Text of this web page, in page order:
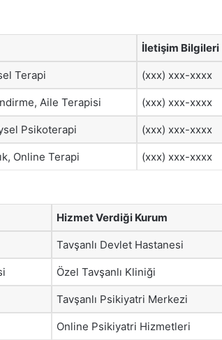
İletişim Bilgileri
Terapi (xxx) xxx-xxxx
Aile Terapisi (xxx) xxx-xxxx
Psikoterapi (xxx) xxx-xxxx
Online Terapi (xxx) xxx-xxxx
Hizmet Verdiği Kurum
Tavşanlı Devlet Hastanesi
Özel Tavşanlı Kliniği
Tavşanlı Psikiyatri Merkezi
Online Psikiyatri Hizmetleri